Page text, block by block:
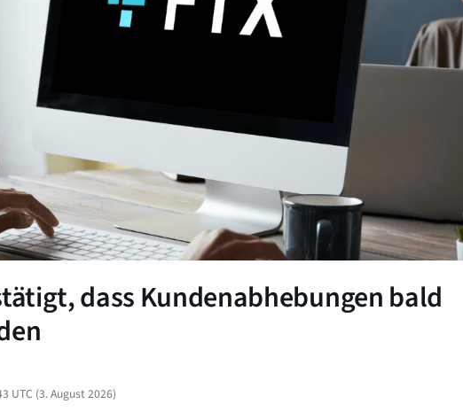
dass Kundenabhebungen bald
UTC (3. August 2026)